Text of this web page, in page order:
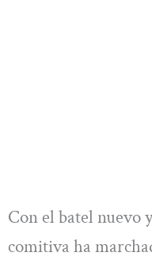
Con el batel nuevo
comitiva ha